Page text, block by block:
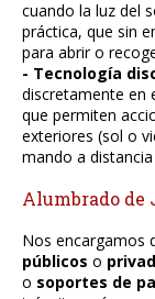
cuando la luz del
práctica, que sin
para abrir o
- Tecnología
discretamente en
que permiten
exteriores (sol o
mando a distancia
Alumbrado de
Nos encargamos
públicos o
o soportes de